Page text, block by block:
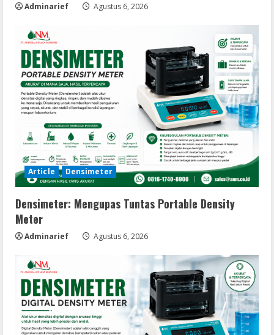
Adminarief Agustus 6, 2026
Article Densimeter
Densimeter: Mengupas Tuntas Portable Density
Meter
Adminarief Agustus 6, 2026